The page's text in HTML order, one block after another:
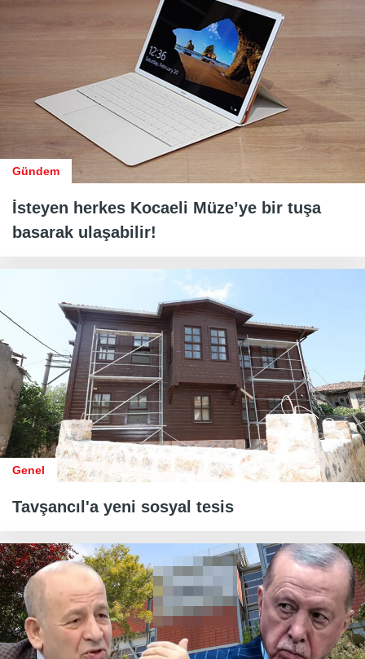
Gündem
İsteyen herkes Kocaeli Müze’ye bir tuşa
basarak ulaşabilir!
Genel
Tavşancıl'a yeni sosyal tesis